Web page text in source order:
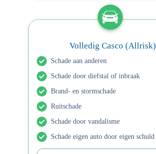
Volledig Casco (Allrisk)
Schade aan anderen
Schade door diefstal of inbraak
Brand- en stormschade
Ruitschade
Schade door vandalisme
Schade eigen auto door eigen schuld